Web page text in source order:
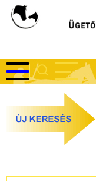
Ugrás